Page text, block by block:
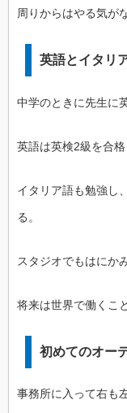
周りからはやる気が
英語とイタリ
中学のときに先生に
英語は英検2級を合格
イタリア語も勉強し
る。
スタジオでもはにか
将来は世界で働くこ
初めてのオー
事務所に入って右も